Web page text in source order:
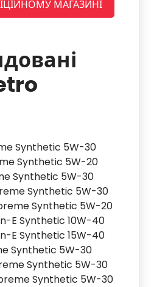
МАГАЗИНІ
Synthetic 5W-30
Synthetic 5W-20
Synthetic 5W-30
Synthetic 5W-30
Synthetic 5W-20
E Synthetic 10W-40
E Synthetic 15W-40
Synthetic 5W-30
Synthetic 5W-30
Synthetic 5W-30